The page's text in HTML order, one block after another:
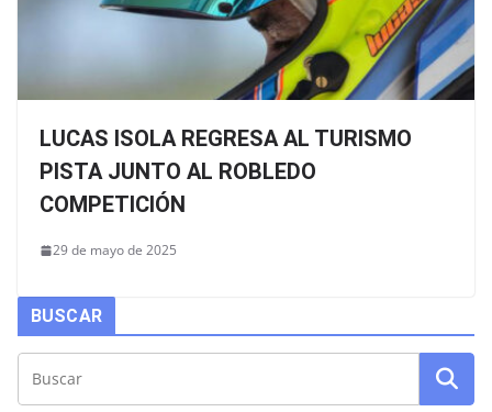
LUCAS ISOLA REGRESA AL TURISMO
PISTA JUNTO AL ROBLEDO
COMPETICIÓN
29 de mayo de 2025
BUSCAR